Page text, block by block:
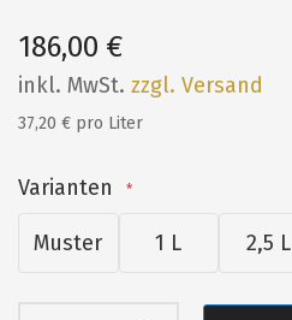
186,00 €
inkl. MwSt. zzgl. Versand
37,20 € pro Liter
Varianten
Muster 1 L 2,5 L